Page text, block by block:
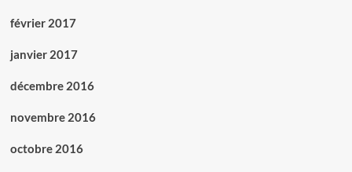
février 2017
janvier 2017
décembre 2016
novembre 2016
octobre 2016